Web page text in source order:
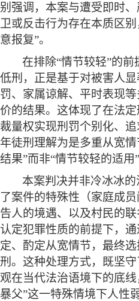
别强调，本案与遭受即时
卫或反击行为存在本质区
意报复”。
在排除“情节较轻”的
低刑，正是基于对被害人
罚、家属谅解、平时表现
价的结果。这体现了在法
裁量权实现刑罚个别化、
年徒刑理解为是多重从宽
结果”而非“情节较轻的适用
本案判决并非冷冰冰
了案件的特殊性（家庭成
告人的境遇、以及村民的
认定犯罪性质的前提下，
定、酌定从宽情节，最终
刑。这种处理方式，既坚守
观在当代法治语境下的底
暴父”这一特殊情境下人性